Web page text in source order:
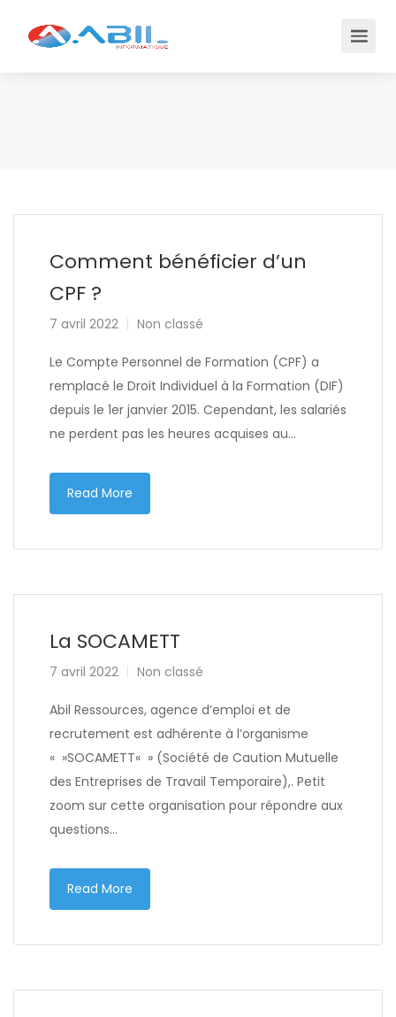
Comment bénéficier d’un
CPF ?
7 avril 2022 Non classé
Le Compte Personnel de Formation (CPF) a
remplacé le Droit Individuel à la Formation (DIF)
depuis le 1er janvier 2015. Cependant, les salariés
ne perdent pas les heures acquises au…
Read More
La SOCAMETT
7 avril 2022 Non classé
Abil Ressources, agence d’emploi et de
recrutement est adhérente à l’organisme
« »SOCAMETT« » (Société de Caution Mutuelle
des Entreprises de Travail Temporaire),. Petit
zoom sur cette organisation pour répondre aux
questions…
Read More